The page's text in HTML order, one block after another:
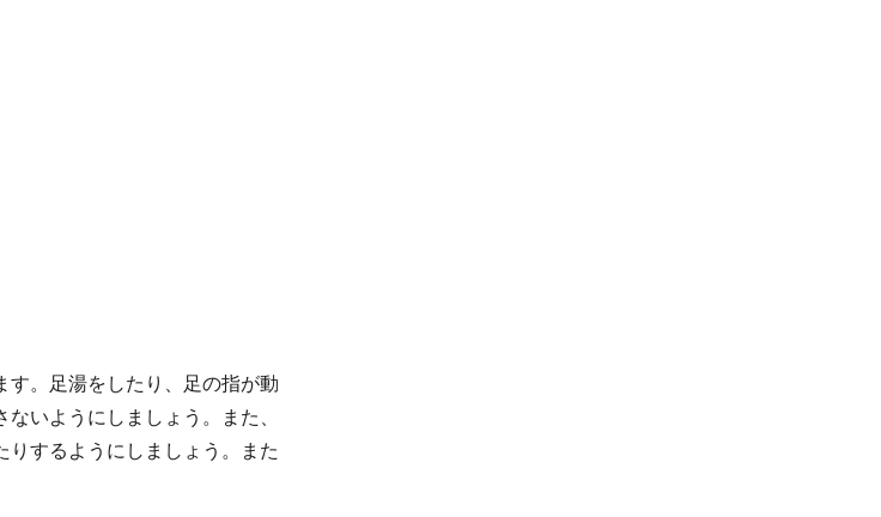
す。足湯をしたり、足の指が動
いようにしましょう。また、
するようにしましょう。また